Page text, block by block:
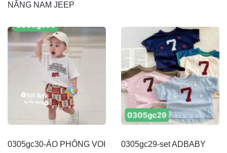
NẮNG NAM JEEP
0305gc30-ÁO PHÔNG VOI
0305gc29-set ADBABY